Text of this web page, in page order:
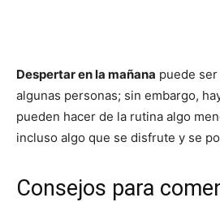
Despertar en la mañana puede
algunas personas; sin embargo,
pueden hacer de la rutina algo
incluso algo que se disfrute y se
Consejos para